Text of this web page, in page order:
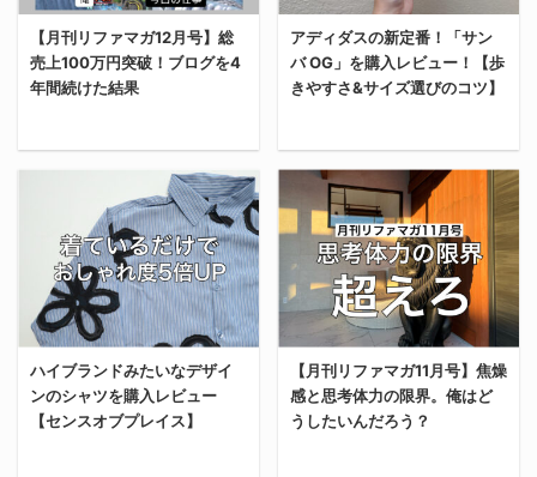
¥16,990。普通に高い。
俺がZARAのスーツケー
スを購入した理由 俺が
ZARAのスーツケースを
る。 1つ目は、デザイン
に一目惚れしたから。 デ
ザイナーズマンションに
置いてありそうな洗練さ
れたインテリア感のある
曲線デザインに一目惚れ
したってわけ。 サイズ感
も丁度いい 2つ目の理由
はサイズ感。 機内持ち込
みOKのコンパクトなサ
歳。 この歳になると、ぶ
っちゃけ黒ロンTとかタ
ートルネックセーターと
か、汎用的に着れるベー
の自分が購入済み。 そん
なわけで、あまり服を買
う必要はない。 ただ、全
て去年と一緒だと、シン
プルに俺のテンションが
上がらない。自分の気分
を上げるためにも、新し
い服を購入した次第。 今
回紹介するのは限定品で
もなんでもないし、全国
【月刊リファマガ12月号】総
売上100万円突破！ブログを4
年間続けた結果
10月号はこちら 先月の
月刊リファマガは下記リ
ンクから読めます。 「今
が踏ん張り時！」と思い
はや数ヶ月。踏ん張り続
ける毎日のおかげで学び
は多い。 もはやブログは
放置気味だけど、月刊リ
ファマガだけは必須ルー
ティンとして続けてい
アディダスの新定番！「サン
バ OG」を購入レビュー！【歩
きやすさ&サイズ選びのコツ】
やっと手に入れた、サン
バOGを。 今回は、ずっ
と欲しかったアディダス
の新定番「SAMBA OG」
を購入したからレビュー
する。 実際に”3ヶ月ほど
履いてみた感想”や、ち
ょっと難しい”サイズ感
選びのコツ”についても
紹介するからぜひ参考に
ハイブランドみたいなデザイ
ンのシャツを購入レビュー
【センスオブプレイス】
【月刊リファマガ11月号】焦燥
感と思考体力の限界。俺はど
うしたいんだろう？